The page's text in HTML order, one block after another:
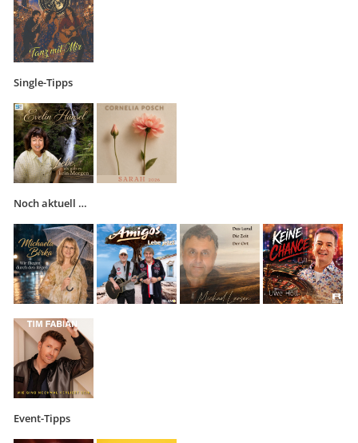
Single-Tipps
Noch aktuell …
Event-Tipps